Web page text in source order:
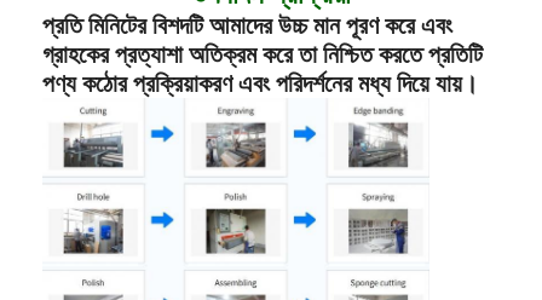
প্রতি মিনিটের বিশদটি আমাদের উচ্চ মান পূরণ করে এবং
গ্রাহকের প্রত্যাশা অতিক্রম করে তা নিশ্চিত করতে প্রতিটি
পণ্য কঠোর প্রক্রিয়াকরণ এবং পরিদর্শনের মধ্য দিয়ে যায়।